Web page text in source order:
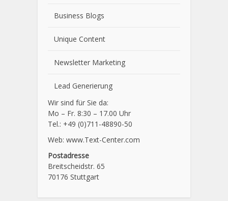
Business Blogs
Unique Content
Newsletter Marketing
Lead Generierung
Wir sind für Sie da:
Mo – Fr. 8:30 – 17.00 Uhr
Tel.: +49 (0)711-48890-50
Web: www.Text-Center.com
Postadresse
Breitscheidstr. 65
70176 Stuttgart